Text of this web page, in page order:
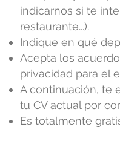
indicarnos si te
restaurante...).
Indique en qué
Acepta los
privacidad para el
A continuación, te
tu CV actual por
Es totalmente